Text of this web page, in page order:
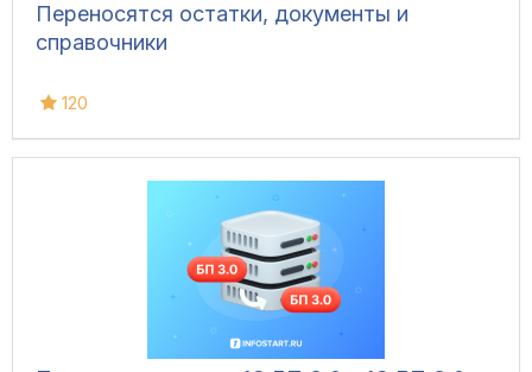
Переносятся остатки, документы и
справочники
120